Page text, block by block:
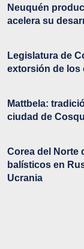
Neuquén
acelera su
Legislatura de
extorsión de los
Mattbela:
ciudad de
Corea del Norte
balísticos en
Ucrania